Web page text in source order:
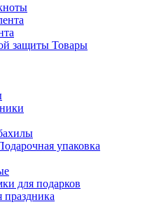
Товары
упаковка
для подарков
праздника